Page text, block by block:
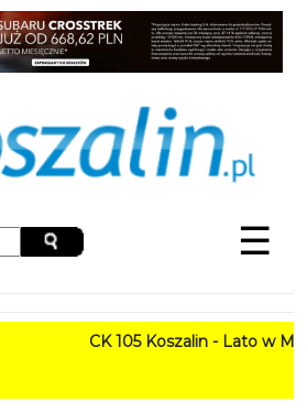
☰
CK 105 Koszalin - Lato w Mieście